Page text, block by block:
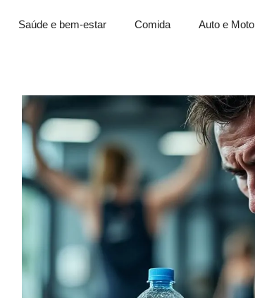
Saúde e bem-estar Comida Auto e Moto